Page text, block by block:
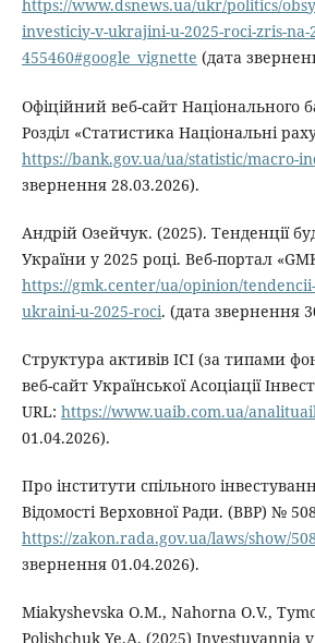
https://www.dsnews.ua/ukr/politics/
investiciy-v-ukrajini-u-2025-roci-zris-na-
455460#google_vignette (дата
Офіційний веб-сайт Національного
Розділ «Статистика Національні
https://bank.gov.ua/ua/statistic/macro-
звернення 28.03.2026).
Андрій Озейчук. (2025). Тенденції
України у 2025 році. Веб-портал
https://gmk.center/ua/opinion/
ukraini-u-2025-roci. (дата звернення
Структура активів ІСІ (за типами
веб-сайт Української Асоціації
URL: https://www.uaib.com.ua/
01.04.2026).
Про інститути спільного
Відомості Верховної Ради. (ВВР) №
https://zakon.rada.gov.ua/laws/show/
звернення 01.04.2026).
Miakyshevska O.M., Nahorna O.V.,
Polishchuk Ye.A. (2025) Investuvannia